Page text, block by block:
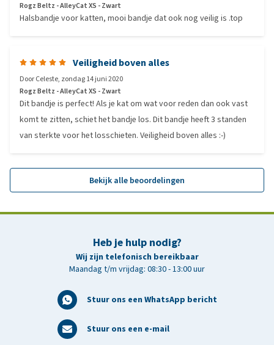
Rogz Beltz - AlleyCat XS - Zwart
Halsbandje voor katten, mooi bandje dat ook nog veilig is .top
Veiligheid boven alles
DoorCeleste, zondag 14 juni 2020
Rogz Beltz - AlleyCat XS - Zwart
Dit bandje is perfect! Als je kat om wat voor reden dan ook vast
komt te zitten, schiet het bandje los. Dit bandje heeft 3 standen
van sterkte voor het losschieten. Veiligheid boven alles :-)
Bekijk alle beoordelingen
Heb je hulp nodig?
Wij zijn telefonisch bereikbaar
Maandag t/m vrijdag: 08:30 - 13:00 uur
Stuur ons een WhatsApp bericht
Stuur ons een e-mail